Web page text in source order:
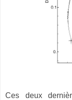
Ces deux